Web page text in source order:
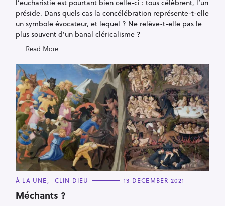
I
E
S
l’eucharistie est pourtant bien celle-ci : tous célèbrent, l’un
préside. Dans quels cas la concélébration représente-t-elle
un symbole évocateur, et lequel ? Ne relève-t-elle pas le
plus souvent d'un banal cléricalisme ?
Read More
C
T
E
À LA UNE CLIN DIEU 13 DECEMBER 2021
Méchants ?